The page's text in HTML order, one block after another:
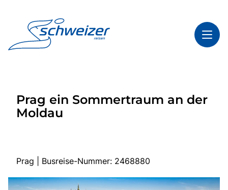
Highlights
Start
Prag ein Sommertraum an der
Moldau
Prag | Busreise-Nummer: 2468880